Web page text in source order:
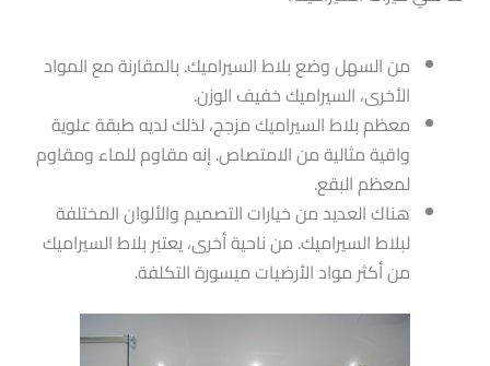
من السهل وضع بلاط السيراميك. بالمقارنة مع المواد
الأخرى، السيراميك خفيف الوزن.
معظم بلاط السيراميك مزجج، لذلك لديه طبقة علوية
واقية مثالية من الامتصاص. إنه مقاوم للماء ومقاوم
لمعظم البقع.
هناك العديد من خيارات التصميم والألوان المختلفة
لبلاط السيراميك. من ناحية أخرى، يعتبر بلاط السيراميك
من أكثر مواد الأرضيات ميسورة التكلفة.